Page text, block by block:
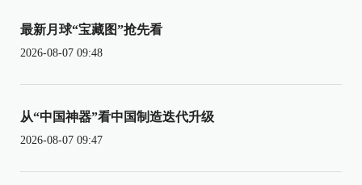
最新月球“宝藏图”抢先看
2026-08-07 09:48
从“中国神器”看中国制造迭代升级
2026-08-07 09:47